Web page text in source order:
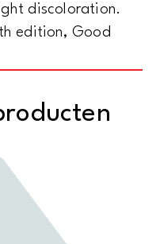
discoloration.
edition, Good